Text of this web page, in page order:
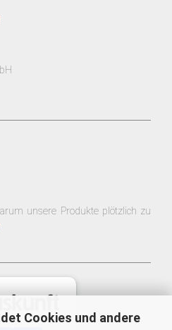
Cookies und andere
unsere Produkte plötzlich zu